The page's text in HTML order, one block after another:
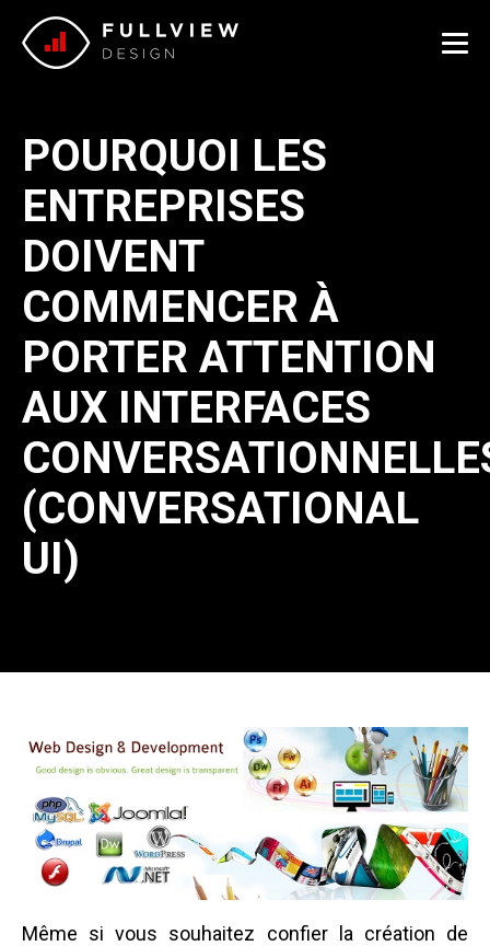
POURQUOI LES
ENTREPRISES
DOIVENT
COMMENCER À
PORTER ATTENTION
AUX INTERFACES
(CONVERSATIONAL
UI)
Même si vous souhaitez confier la création de